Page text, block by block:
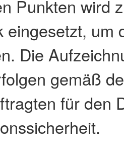
Punkten wird
eingesetzt, um
Die
gemäß
für den